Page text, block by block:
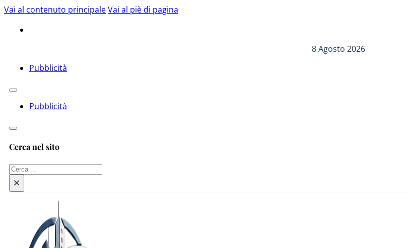
Vai al contenuto principaleVai al piè di pagina
8 Agosto 2026
Pubblicità
Pubblicità
Cerca nel sito
Cerca
×